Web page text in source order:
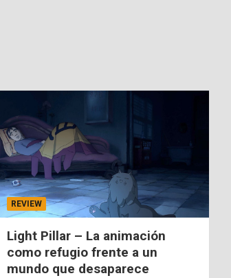
REVIEW
Light Pillar – La animación
como refugio frente a un
mundo que desaparece